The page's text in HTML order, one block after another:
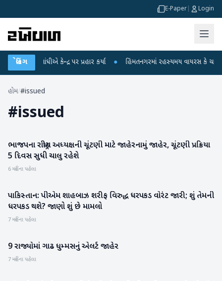
E-Paper Login
બ્રેકિંગ
રાહુલ ગાંધીએ કેન્દ્ર પર પ્રહાર કર્યા ● હિંમતનગરમાં રહસ્યમય વાયરસ કે ચાંદીપુરા?
હોમ/#issued
#issued
રાષ્ટ્રીય
ભાજપના રાષ્ટ્રીય અધ્યક્ષની ચૂંટણી માટે જાહેરનામું જાહેર, ચૂંટણી પ્રક્રિયા
5 દિવસ સુધી ચાલુ રહેશે
6 મહિના પહેલા
આંતરરાષ્ટ્રીય
પાકિસ્તાન: પીએમ શાહબાઝ શરીફ વિરુદ્ધ ધરપકડ વોરંટ જારી; શું તેમની
ધરપકડ થશે? જાણો શું છે મામલો
7 મહિના પહેલા
હવામાન
9 રાજ્યોમાં ગાઢ ધુમ્મસનું એલર્ટ જાહેર
7 મહિના પહેલા